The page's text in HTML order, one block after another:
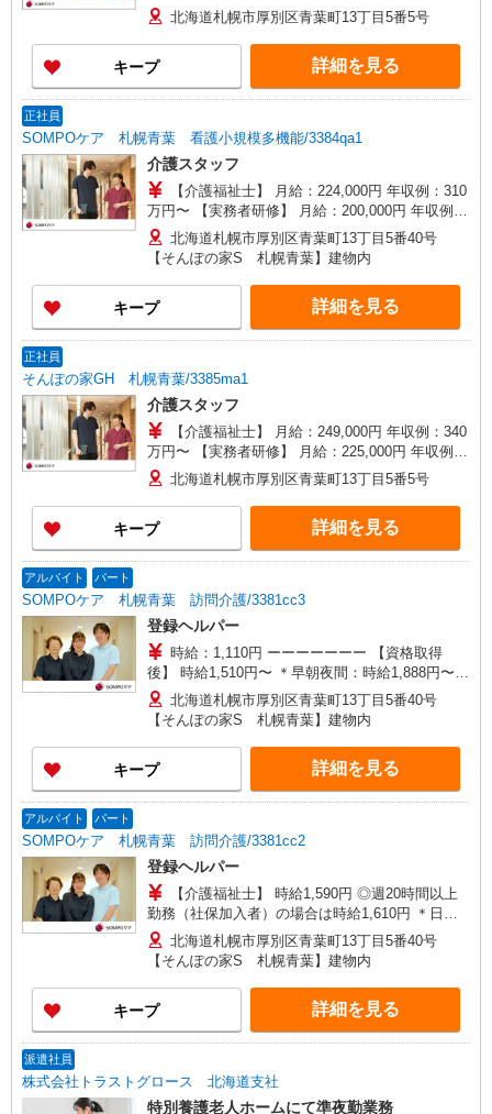
1,250円） ◎週20時間以上勤務（社保加入者）の
場合 時給：1,190円（介護福祉士：1,270円）
北海道札幌市厚別区青葉町13丁目5番5号
キープ 詳細を見る
正社員
SOMPOケア 札幌青葉 看護小規模多機能/3384qa1
介護スタッフ
【介護福祉士】 月給：224,000円 年収例：310
万円〜 【実務者研修】 月給：200,000円 年収例：
275万円〜 【初任者研修・無資格】 月給：
194,000円 年収例：270万円〜 ※職務手当、働き
がい向上手当、日祝手当（月平均2回分）等、毎月
平均的に支払われる手当を含みます。 ※介護福祉
士のみ、特別職務手当も含む ※深夜勤手当別途支
給：4,000円/回 ◎残業時は別途時間外手当支給
北海道札幌市厚別区青葉町13丁目5番40号
【そんぽの家S 札幌青葉】建物内
キープ 詳細を見る
正社員
そんぽの家GH 札幌青葉/3385ma1
介護スタッフ
【介護福祉士】 月給：249,000円 年収例：340
万円〜 【実務者研修】 月給：225,000円 年収例：
305万円〜 【初任者研修・無資格】 月給：
219,000円 年収例：300万円〜 ※職務手当、働き
がい向上手当、日祝手当（月平均2回分）、夜勤手
当（月平均5回分）等、毎月平均的に支払われる手
当を含みます。 ※介護福祉士のみ、特別職務手当
分〜） ◎賞与 基本給2.08ヶ月分/年支給
北海道札幌市厚別区青葉町13丁目5番5号
キープ 詳細を見る
アルバイト パート
SOMPOケア 札幌青葉 訪問介護/3381cc3
登録ヘルパー
時給：1,110円 ーーーーーーー 【資格取得
後】 時給1,510円〜 ＊早朝夜間：時給1,888円〜
＊日曜祝日：時給1,810円〜 ーーーーーーー
北海道札幌市厚別区青葉町13丁目5番40号
【そんぽの家S 札幌青葉】建物内
キープ 詳細を見る
アルバイト パート
SOMPOケア 札幌青葉 訪問介護/3381cc2
登録ヘルパー
【介護福祉士】 時給1,590円 ◎週20時間以上
勤務（社保加入者）の場合は時給1,610円 ＊日曜
祝日：時給1,890円〜 【実務者研修・初任者研修
（ヘルパー1級・2級）】 時給1,510円 ◎週20時間
以上勤務（社保加入者）の場合は時給1,530円 ＊
日曜祝日：時給1,810円〜 ◎身体介助、生活援助
が同時給 ◎キャンセル手当：職務時給の60％支給
北海道札幌市厚別区青葉町13丁目5番40号
【そんぽの家S 札幌青葉】建物内
キープ 詳細を見る
派遣社員
株式会社トラストグロース 北海道支社
特別養護老人ホームにて準夜勤業務